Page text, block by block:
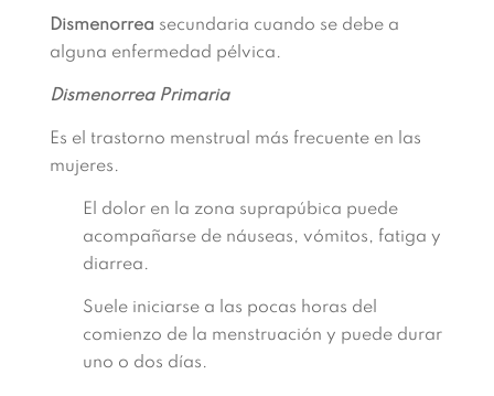
Dismenorrea secundaria cuando se debe a
alguna enfermedad pélvica.
Dismenorrea Primaria
Es el trastorno menstrual más frecuente en las
mujeres.
El dolor en la zona suprapúbica puede
acompañarse de náuseas, vómitos, fatiga y
diarrea.
Suele iniciarse a las pocas horas del
comienzo de la menstruación y puede durar
uno o dos días.